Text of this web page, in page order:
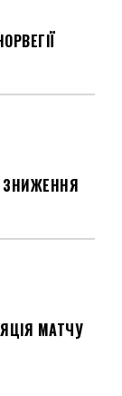
ЗНИЖЕННЯ
МАТЧУ